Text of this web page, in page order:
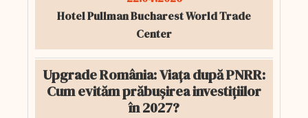
Hotel Pullman Bucharest World Trade
Center
Upgrade România: Viața după PNRR:
Cum evităm prăbușirea investițiilor
în 2027?